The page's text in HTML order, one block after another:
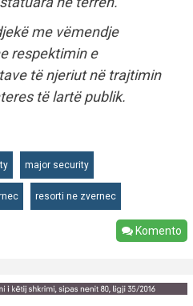
me vëmendje
respektimin e
të njeriut në trajtimin
të lartë publik.
major security
resorti ne zvernec
Komento